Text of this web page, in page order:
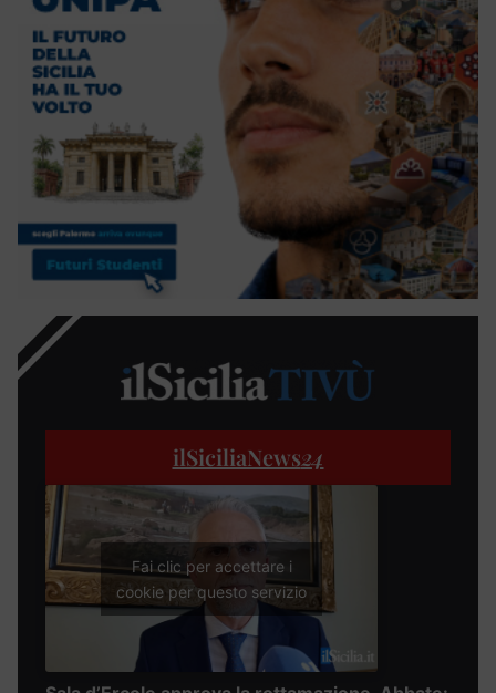
ilSiciliaNews24
Fai clic per accettare i
cookie per questo servizio